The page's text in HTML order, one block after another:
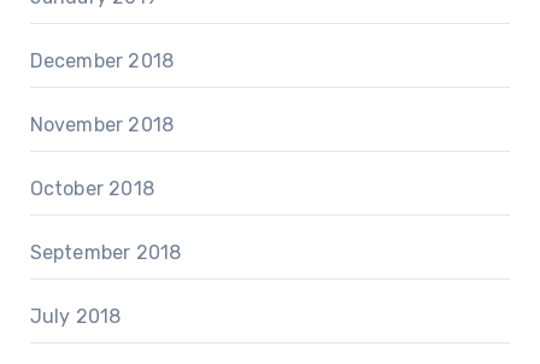
December 2018
November 2018
October 2018
September 2018
July 2018